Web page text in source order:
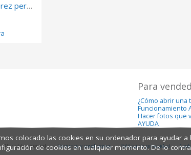
Puerta del Ratón Pérez personalizada
Para
¿Cómo abrir una
Funcionamiento
Hacer fotos que
AYUDA
All rights reserved. Términos y condiciones Política de privacidad
colocado las cookies en su ordenador para ayudar
de cookies en cualquier momento. De lo